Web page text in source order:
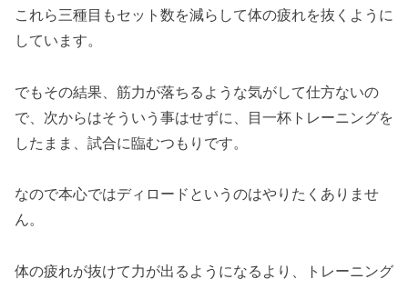
これら三種目もセット数を減らして体の疲れを抜くように
しています。
でもその結果、筋力が落ちるような気がして仕方ないの
で、次からはそういう事はせずに、目一杯トレーニングを
したまま、試合に臨むつもりです。
なので本心ではディロードというのはやりたくありませ
ん。
体の疲れが抜けて力が出るようになるより、トレーニング